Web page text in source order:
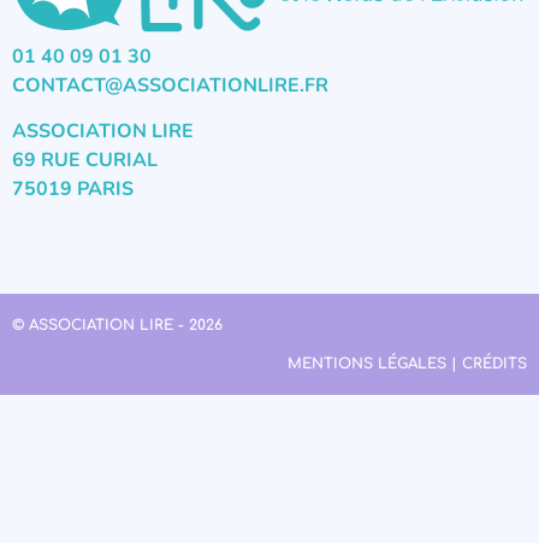
01 40 09 01 30
CONTACT@ASSOCIATIONLIRE.FR
ASSOCIATION LIRE
69 RUE CURIAL
75019 PARIS
© ASSOCIATION LIRE - 2026
MENTIONS LÉGALES | CRÉDITS